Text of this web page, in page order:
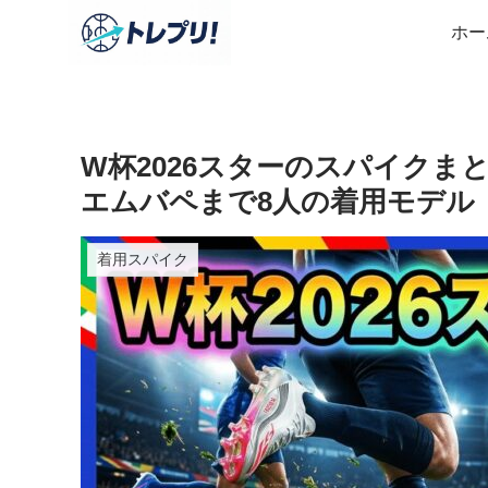
ホ
W杯2026スターのスパイクま
エムバペまで8人の着用モデル
着用スパイク